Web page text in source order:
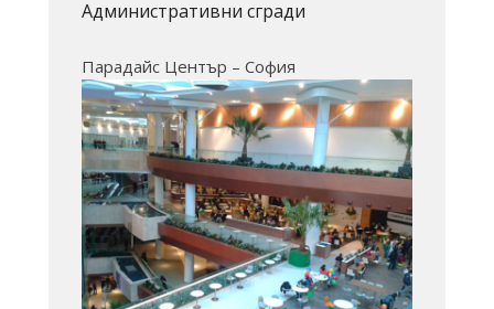
Административни сгради
Парадайс Център – София